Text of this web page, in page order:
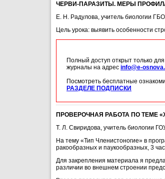
ЧЕРВИ-ПАРАЗИТЫ. МЕРЫ
Е. Н. Радулова, учитель биологии
Цель урока: выявить особенности
Полный доступ открыт только
журналы на адрес info@e-
Посмотреть бесплатные
РАЗДЕЛЕ ПОДПИСКИ
ПРОВЕРОЧНАЯ РАБОТА ПО ТЕМЕ
Т. Л. Свиридова, учитель биологии
На тему «Тип Членистоногие» в
ракообразных и паукообразных, 3
Для закрепления материала я
различии во внешнем строении